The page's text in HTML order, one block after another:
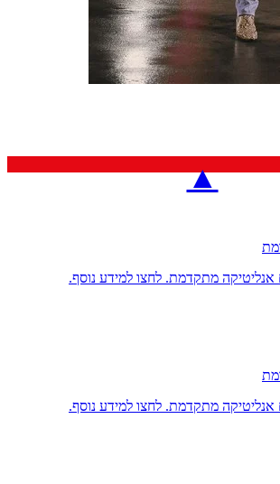
▲
אנליטיקה מתקדמת. לחצו למידע נוסף.
אנליטיקה מתקדמת. לחצו למידע נוסף.